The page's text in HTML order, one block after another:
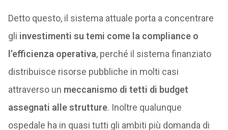
Detto questo, il sistema attuale porta a concentrare
gli investimenti su temi come la compliance o
l’efficienza operativa, perché il sistema finanziato
distribuisce risorse pubbliche in molti casi
attraverso un meccanismo di tetti di budget
assegnati alle strutture. Inoltre qualunque
ospedale ha in quasi tutti gli ambiti più domanda di